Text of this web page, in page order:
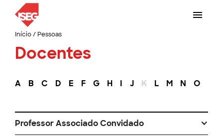
Início/ Pessoas
Docentes
A B C D E F G H I J K L M N O
Professor Associado Convidado